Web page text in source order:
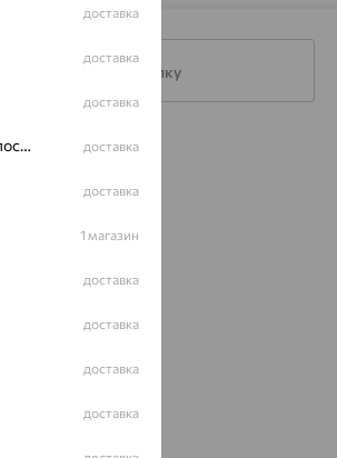
Подписаться на рассылку
доставка
доставка
доставка
Ардатов (рабочий поселок) доставка
доставка
1 магазин
доставка
доставка
доставка
доставка